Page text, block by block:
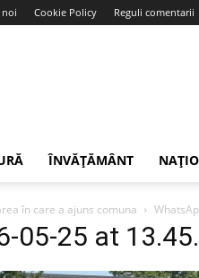
noi Cookie Policy Reguli comentarii
ÎNVĂȚĂMÂNT
în care a ajuns comuna
05-25 at